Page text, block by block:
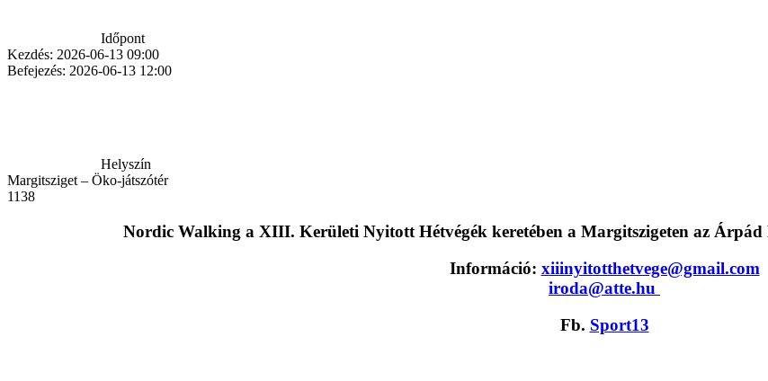
Időpont
Kezdés: 2026-06-13 09:00
Befejezés: 2026-06-13 12:00
Helyszín
Margitsziget – Öko-játszótér
1138
Nordic Walking a XIII. Kerületi Nyitott Hétvégék keretében a Margitszigeten az
Információ: xiiinyitotthetvege@gmail.com
iroda@atte.hu
Fb. Sport13